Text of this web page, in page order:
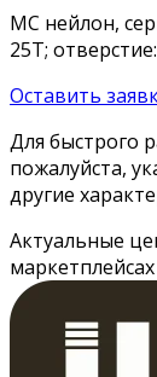
MC нейлон,
25T;
Оставить
Для быстрого
пожалуйста,
другие
Актуальные
маркетплейсах